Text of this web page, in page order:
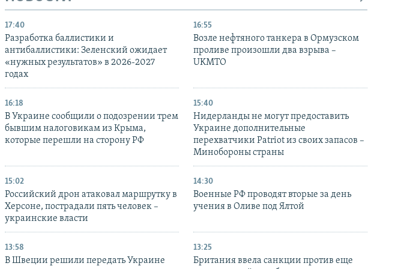
17:40
Разработка баллистики и
антибаллистики: Зеленский ожидает
«нужных результатов» в 2026-2027
годах
16:55
Возле нефтяного танкера в Ормузском
проливе произошли два взрыва –
UKMTO
16:18
В Украине сообщили о подозрении трем
бывшим налоговикам из Крыма,
которые перешли на сторону РФ
15:40
Нидерланды не могут предоставить
Украине дополнительные
перехватчики Patriot из своих запасов –
Минобороны страны
15:02
Российский дрон атаковал маршрутку в
Херсоне, пострадали пять человек –
украинские власти
14:30
Военные РФ проводят вторые за день
учения в Оливе под Ялтой
13:58
В Швеции решили передать Украине
13:25
Британия ввела санкции против еще